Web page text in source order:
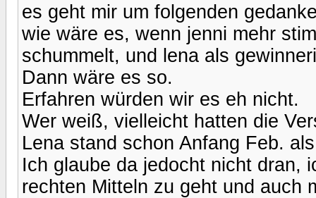
es geht mir um folgenden
wie wäre es, wenn jenni mehr
schummelt, und lena als
Dann wäre es so.
Erfahren würden wir es eh nicht.
Wer weiß, vielleicht hatten die
Lena stand schon Anfang Feb.
Ich glaube da jedocht nicht dran,
rechten Mitteln zu geht und auch